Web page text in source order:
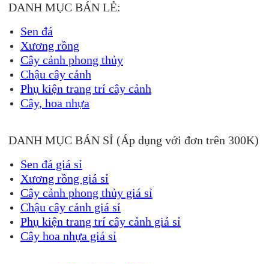
DANH MỤC BÁN LẺ:
Sen đá
Xương rồng
Cây cảnh phong thủy
Chậu cây cảnh
Phụ kiện trang trí cây cảnh
Cây, hoa nhựa
DANH MỤC BÁN SỈ (Áp dụng với đơn trên 300K)
Sen đá giá sỉ
Xương rồng giá sỉ
Cây cảnh phong thủy giá sỉ
Chậu cây cảnh giá sỉ
Phụ kiện trang trí cây cảnh giá sỉ
Cây hoa nhựa giá sỉ